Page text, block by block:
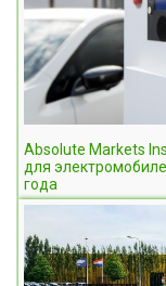
Absolute Markets
для
года